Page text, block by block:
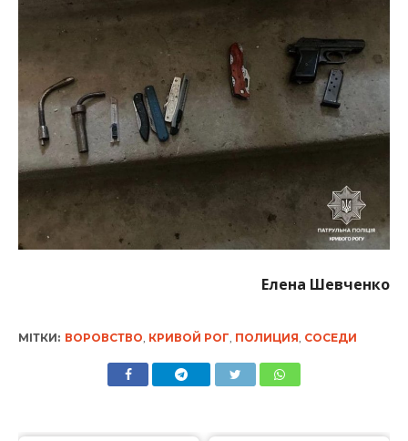
Елена Шевченко
МІТКИ: ВОРОВСТВО, КРИВОЙ РОГ, ПОЛИЦИЯ, СОСЕДИ